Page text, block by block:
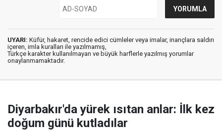
UYARI: Küfür, hakaret, rencide edici cümleler veya imalar, inançlara saldırı
içeren, imla kuralları ile yazılmamış,
Türkçe karakter kullanılmayan ve büyük harflerle yazılmış yorumlar
onaylanmamaktadır.
Diyarbakır'da yürek ısıtan anlar: İlk kez
doğum günü kutladılar